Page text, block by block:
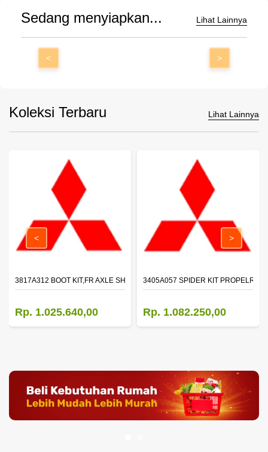
Sedang menyiapkan... Lihat Lainnya
< >
Koleksi Terbaru Lihat Lainnya
- TRITON - PAJERO
3817A312 BOOT KIT,FR AXLE SHAFT,LH
Rp. 1.025.640,00
3405A057 SPIDER KIT PROPELR
Rp. 1.082.250,00
< >